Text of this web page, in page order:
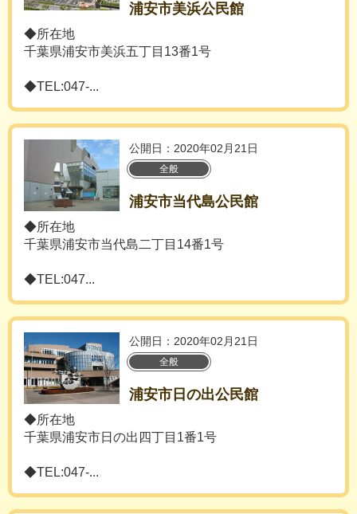
浦安市美浜公民館
◆所在地
千葉県浦安市美浜五丁目13番1号
◆TEL:047-...
公開日：2020年02月21日
全般
浦安市当代島公民館
◆所在地
千葉県浦安市当代島二丁目14番1号
◆TEL:047...
公開日：2020年02月21日
全般
浦安市日の出公民館
◆所在地
千葉県浦安市日の出四丁目1番1号
◆TEL:047-...